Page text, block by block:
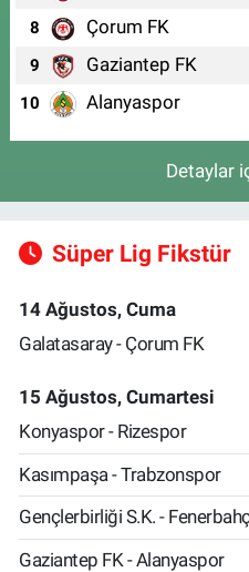
8 Çorum FK
9 Gaziantep FK
10 Alanyaspor
Detaylar
Süper Lig Fikstür
14 Ağustos, Cuma
Galatasaray - Çorum FK
15 Ağustos, Cumartesi
Konyaspor - Rizespor
Kasımpaşa - Trabzonspor
Gençlerbirliği S.K. -
Gaziantep FK - Alanyaspor